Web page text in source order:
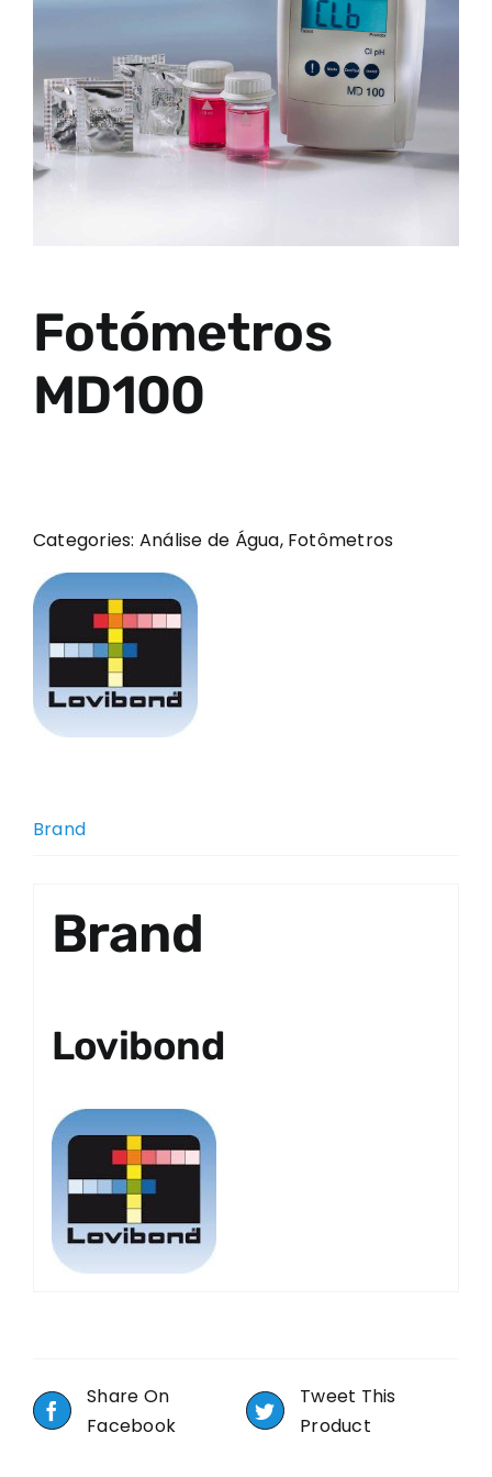
Fotómetros
MD100
Categories: Análise de Água, Fotômetros
Brand
Brand
Lovibond
Share On
Facebook
Tweet This
Product